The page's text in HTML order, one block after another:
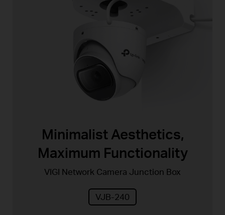
Minimalist Aesthetics,
Maximum Functionality
VIGI Network Camera Junction Box
VJB-240